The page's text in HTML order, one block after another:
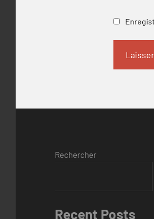
Rechercher
Recent Posts